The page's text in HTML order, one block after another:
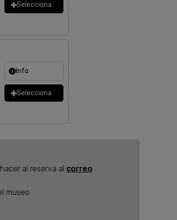
Selecciona
Info
Selecciona
al reserva al correo
museo.